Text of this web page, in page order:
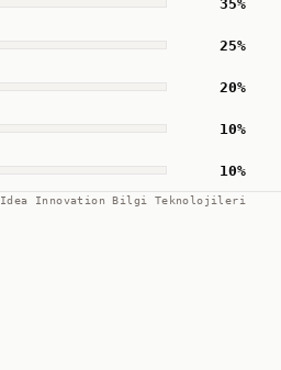
35%
25%
20%
10%
10%
Idea Innovation Bilgi Teknolojileri